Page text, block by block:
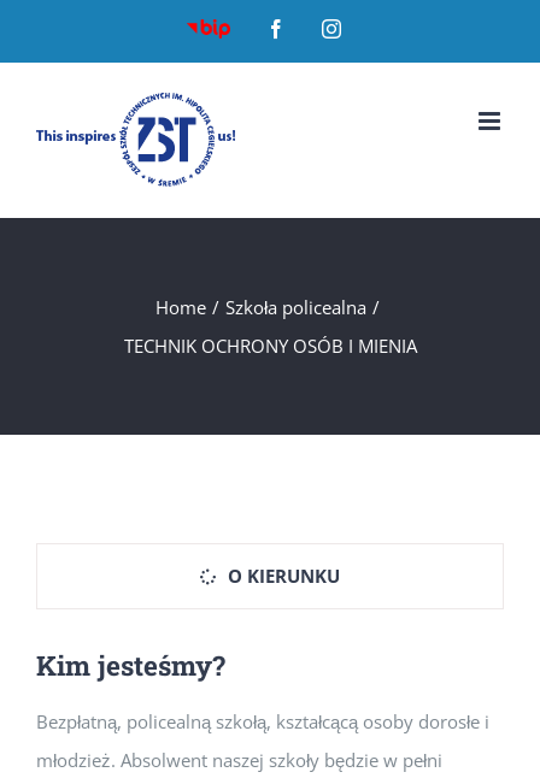
to
BIP FacebookInstagram
Home / Szkoła policealna /
TECHNIK OCHRONY OSÓB I MIENIA
O KIERUNKU
Kim jesteśmy?
Bezpłatną, policealną szkołą, kształcącą osoby dorosłe i
młodzież. Absolwent naszej szkoły będzie w pełni